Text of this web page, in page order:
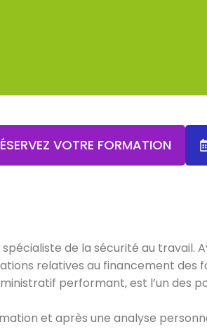
VOTRE FORMATION
de la sécurité au travail.
relatives au financement des
performant, est l’un des
et après une analyse